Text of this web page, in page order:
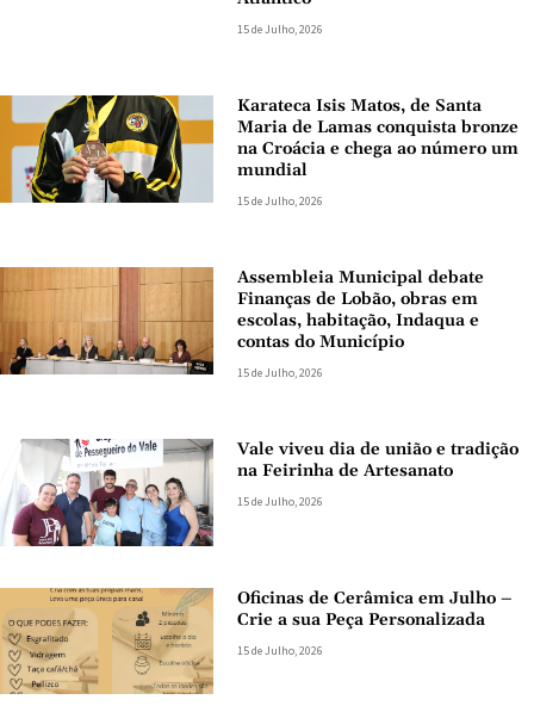
15 de Julho, 2026
Karateca Isis Matos, de Santa
Maria de Lamas conquista bronze
na Croácia e chega ao número um
mundial
15 de Julho, 2026
Assembleia Municipal debate
Finanças de Lobão, obras em
escolas, habitação, Indaqua e
contas do Município
15 de Julho, 2026
Vale viveu dia de união e tradição
na Feirinha de Artesanato
15 de Julho, 2026
Oficinas de Cerâmica em Julho –
Crie a sua Peça Personalizada
15 de Julho, 2026